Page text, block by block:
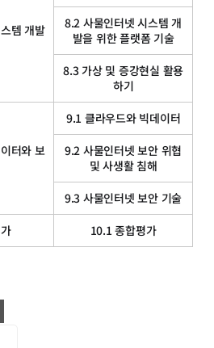
템 개발
8.2 사물인터넷 시스템 개
발을 위한 플랫폼 기술
8.3 가상 및 증강현실 활용
하기
터와 보
9.1 클라우드와 빅데이터
9.2 사물인터넷 보안 위협
및 사생활 침해
9.3 사물인터넷 보안 기술
10.1 종합평가